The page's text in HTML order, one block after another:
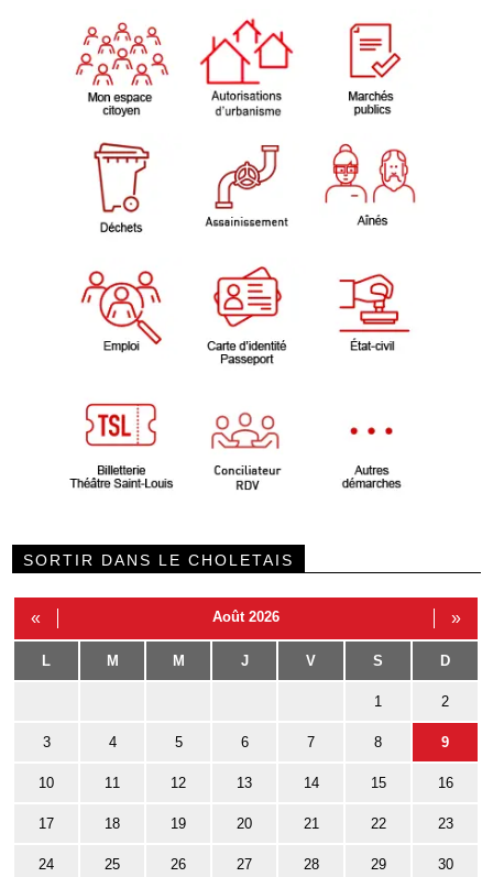
SORTIR DANS LE CHOLETAIS
« Août 2026 »
L M M J V S D
1 2
3 4 5 6 7 8 9
10 11 12 13 14 15 16
17 18 19 20 21 22 23
24 25 26 27 28 29 30